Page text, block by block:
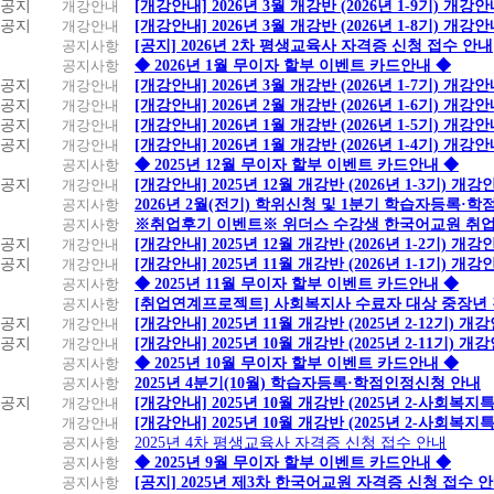
공지 개강안내
[개강안내] 2026년 3월 개강반 (2026년 1-9기) 개강안
공지
개강안내
[개강안내] 2026년 3월 개강반 (2026년 1-8기) 개강안
공지사항
[공지] 2026년 2차 평생교육사 자격증 신청 접수 안내
공지사항
◆ 2026년 1월 무이자 할부 이벤트 카드안내 ◆
공지
개강안내
[개강안내] 2026년 3월 개강반 (2026년 1-7기) 개강안
공지
개강안내
[개강안내] 2026년 2월 개강반 (2026년 1-6기) 개강안
공지
개강안내
[개강안내] 2026년 1월 개강반 (2026년 1-5기) 개강안
공지
개강안내
[개강안내] 2026년 1월 개강반 (2026년 1-4기) 개강안
공지사항
◆ 2025년 12월 무이자 할부 이벤트 카드안내 ◆
공지
개강안내
[개강안내] 2025년 12월 개강반 (2026년 1-3기) 개강
공지사항
2026년 2월(전기) 학위신청 및 1분기 학습자등록·학
공지사항
※취업후기 이벤트※ 위더스 수강생 한국어교원 취
공지
개강안내
[개강안내] 2025년 12월 개강반 (2026년 1-2기) 개강
공지
개강안내
[개강안내] 2025년 11월 개강반 (2026년 1-1기) 개강
공지사항
◆ 2025년 11월 무이자 할부 이벤트 카드안내 ◆
공지사항
[취업연계프로젝트] 사회복지사 수료자 대상 중장
공지
개강안내
[개강안내] 2025년 11월 개강반 (2025년 2-12기) 개강
공지
개강안내
[개강안내] 2025년 10월 개강반 (2025년 2-11기) 개강
공지사항
◆ 2025년 10월 무이자 할부 이벤트 카드안내 ◆
공지사항
2025년 4분기(10월) 학습자등록·학점인정신청 안내
공지
개강안내
[개강안내] 2025년 10월 개강반 (2025년 2-사회복지
개강안내
[개강안내] 2025년 10월 개강반 (2025년 2-사회복지
공지사항
2025년 4차 평생교육사 자격증 신청 접수 안내
공지사항
◆ 2025년 9월 무이자 할부 이벤트 카드안내 ◆
공지사항
[공지] 2025년 제3차 한국어교원 자격증 신청 접수